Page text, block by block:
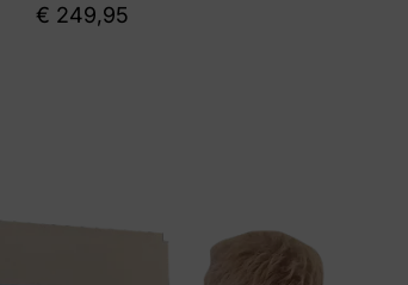
€ 249,95